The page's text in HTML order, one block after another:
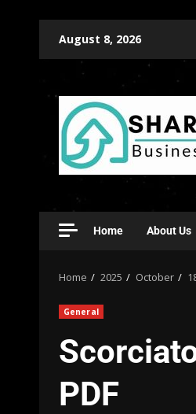
August 8, 2026
Home About Us
Home 2025 October
General
PDF